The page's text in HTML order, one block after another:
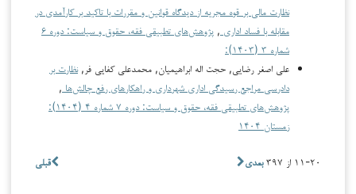
نظارت مالی بر قوه مجریه از دیدگاه قوانین و مقررات با تاکید بر کارآمدی در
مقابله با فساد اداری ,
پژوهش‌های تطبیقی فقه، حقوق و سیاست: دوره ۶
شماره ۳ (۱۴۰۳):
علی‏ اصغر رضایی, حجت‏ اله ابراهیمیان, محمدعلی کفایی‏ فر,نظارت بر
دادرسی مراجع رسیدگی اداری شهرداری و راهکارهای رفع چالش‌ها ,
پژوهش‌های تطبیقی فقه، حقوق و سیاست: دوره ۷ شماره ۴ (۱۴۰۴):
زمستان ۱۴۰۴
قبلی ۱۱-۲۰ از ۳۹۷ بعدی